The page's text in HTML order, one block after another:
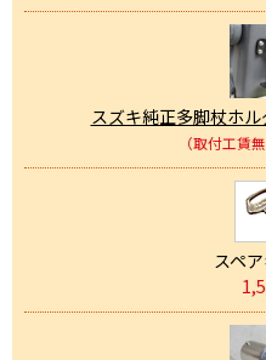
スズキ純正多脚杖ホル
（取付工賃無
スペ